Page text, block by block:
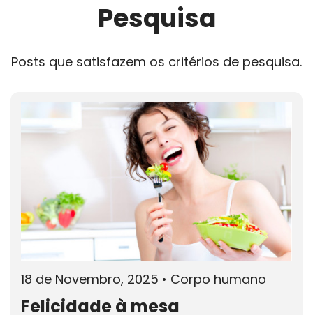
Pesquisa
Posts que satisfazem os critérios de pesquisa.
18 de Novembro, 2025 • Corpo humano
Felicidade à mesa